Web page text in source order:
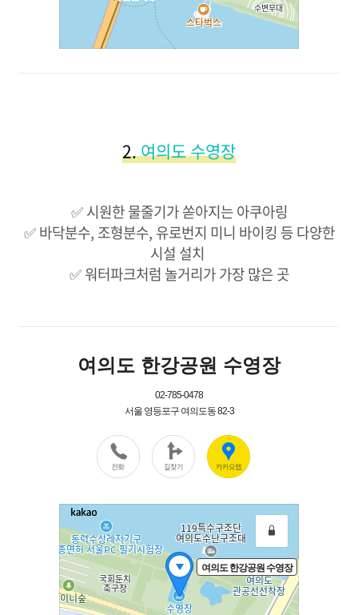
2.여의도 수영장
✅ 시원한 물줄기가 쏟아지는 아쿠아링
✅ 바닥분수, 조형분수, 유로번지 미니 바이킹 등 다양한
시설 설치 ​
✅ 워터파크처럼 놀거리가 가장 많은 곳